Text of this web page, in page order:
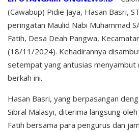
(Cawabup) Pidie Jaya, Hasan Basri,
peringatan Maulid Nabi Muhammad
Fatih, Desa Deah Pangwa,
(18/11/2024). Kehadirannya
setempat yang antusias menyambut
berkah ini.
Hasan Basri, yang berpasangan
Sibral Malasyi, diterima langsung
Fatih bersama para pengurus dan